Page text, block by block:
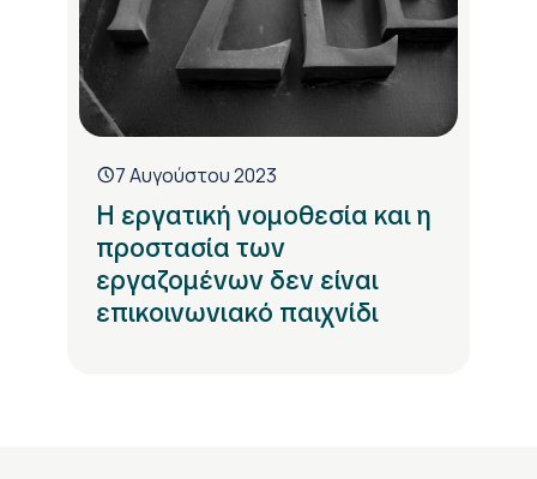
7 Αυγούστου 2023
Η εργατική νομοθεσία και η
προστασία των
εργαζομένων δεν είναι
επικοινωνιακό παιχνίδι